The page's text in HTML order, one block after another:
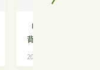
「りょ」とは？
背景もわかるカ
2025.05.03